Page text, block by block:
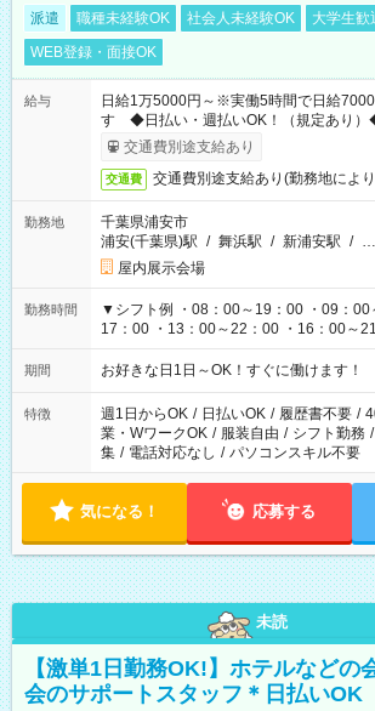
派遣 職種未経験OK 社会人未経験OK 大学生歓
WEB登録・面接OK
給与
日給1万5000円～※実働5時間で日給
す ◆日払い・週払いOK！（規定あり）
も異なります
交通費別途支給あり
交通費 交通費別途支給あり(勤務地によ
勤務地
千葉県浦安市
浦安(千葉県)駅 / 舞浜駅 / 新浦安駅 / …
屋内展示会場
勤務時間
▼シフト例 ・08：00～19：00 ・09：00
17：00 ・13：00～22：00 ・16：00～21：00 など多
仕事により勤務時間が異なります
期間 お好きな日1日～OK！すぐに働けます
特徴 週1日からOK / 日払いOK / 履歴書不要 /
業・WワークOK / 服装自由 / シフト勤務 /
集 / 電話対応なし / パソコンスキル不要
気になる！ 応募する
未読
【激単1日勤務OK!】ホテルなどの
会のサポートスタッフ＊日払いOK